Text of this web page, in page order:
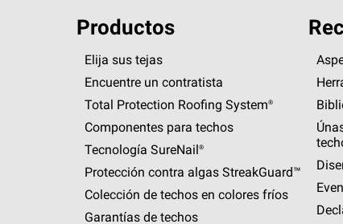
Productos
Elija sus tejas
Encuentre un contratista
Total Protection Roofing System®
Componentes para techos
Tecnología SureNail®
Protección contra algas StreakGuard™
Colección de techos en colores fríos
Garantías de techos